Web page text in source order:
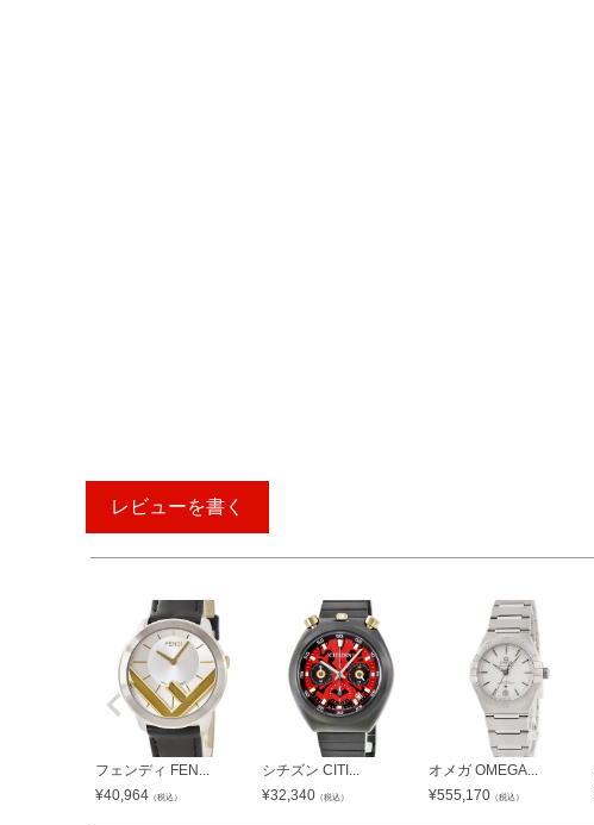
レビューを書く
フェンディ FEN...
¥40,964 （税込）
シチズン CITI...
¥32,340 （税込）
オメガ OMEGA...
¥555,170 （税込）